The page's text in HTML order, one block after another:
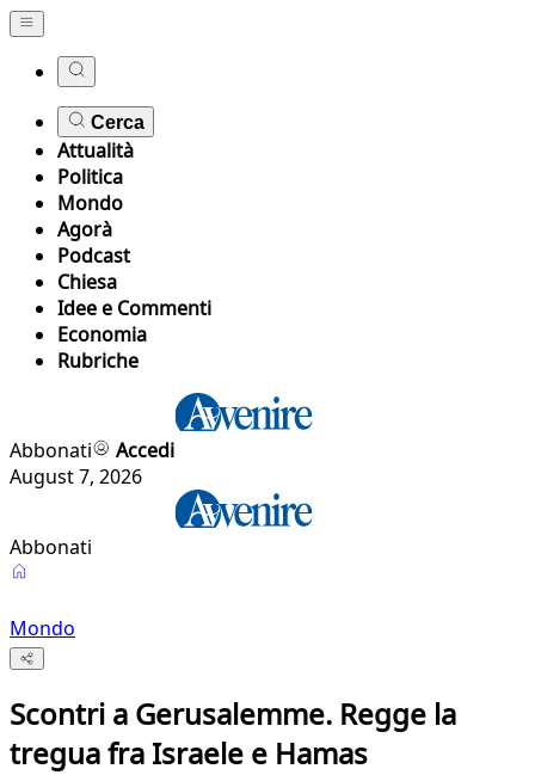
Cerca
Attualità
Politica
Mondo
Agorà
Podcast
Chiesa
Idee e Commenti
Economia
Rubriche
Abbonati
Accedi
August 7, 2026
Abbonati
Mondo
Scontri a Gerusalemme. Regge la
tregua fra Israele e Hamas